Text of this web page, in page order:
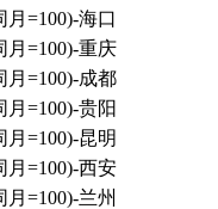
=100)-海口
=100)-重庆
=100)-成都
=100)-贵阳
=100)-昆明
=100)-西安
=100)-兰州